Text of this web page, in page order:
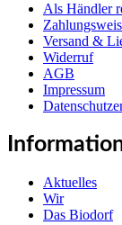
Als Händler
Versand &
Widerruf
AGB
Impressum
Aktuelles
Wir
Das Biodorf